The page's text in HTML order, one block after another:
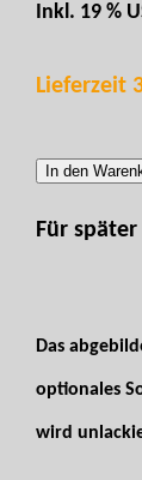
Inkl. 19 %
Lieferzeit
In den
Für
Das
optionales
wird